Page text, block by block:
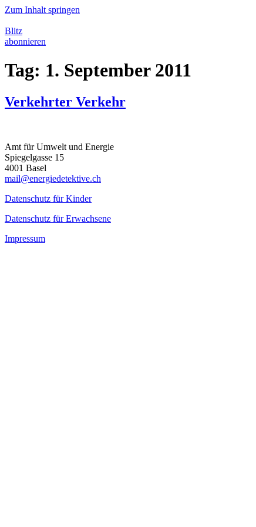
Zum Inhalt springen
Blitz
abonnieren
Tag: 1. September 2011
Verkehrter Verkehr
Amt für Umwelt und Energie
Spiegelgasse 15
4001 Basel
mail@energiedetektive.ch
Datenschutz für Kinder
Datenschutz für Erwachsene
Impressum